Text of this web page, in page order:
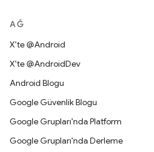
AĞ
X'te @Android
X'te @AndroidDev
Android Blogu
Google Güvenlik Blogu
Google Grupları'nda Platform
Google Grupları'nda Derleme